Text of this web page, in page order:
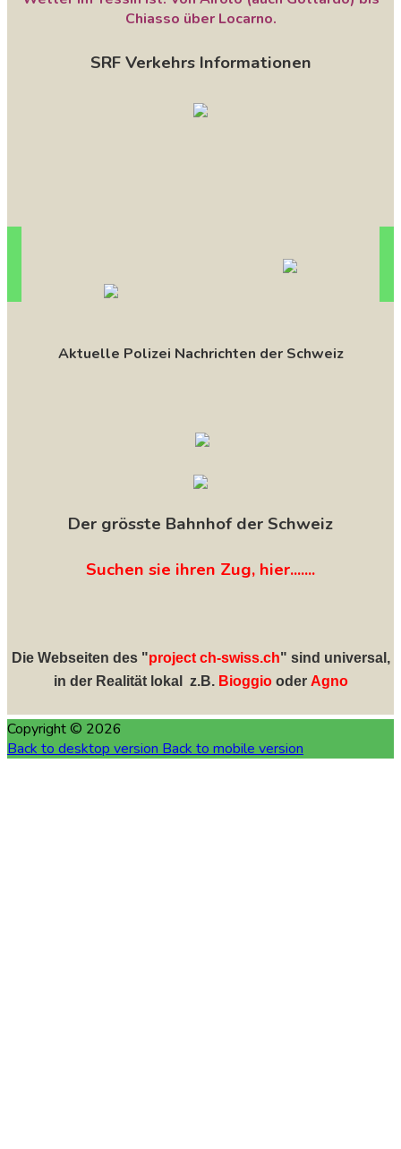
Chiasso über Locarno.
SRF Verkehrs Informationen
Aktuelle Polizei Nachrichten der Schweiz
Der grösste Bahnhof der Schweiz
Suchen sie ihren Zug, hier.......
Die Webseiten des "project ch-swiss.ch" sind universal,
in der Realität lokal z.B. Bioggiooder Agno
Copyright © 2026
Back to desktop version Back to mobile version